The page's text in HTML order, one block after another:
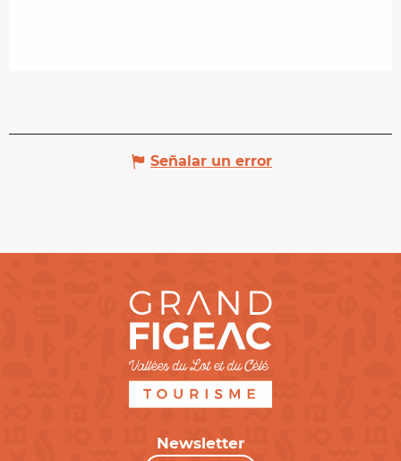
Señalar un error
Newsletter